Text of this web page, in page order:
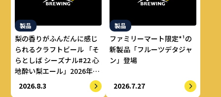
製品
梨の香りがふんだんに感じ
られるクラフトビール 「そ
らとしば シーズナル#22 心
地酔い梨エール」2026年8
月上旬より数量限定で提供
2026.8.3
製品
ファミリーマート限定*¹の
新製品「フルーツデタジャ
ン」登場
2026.7.27